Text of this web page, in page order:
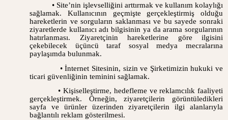
• Site’nin işlevselliğini arttırmak ve kullanım kolaylığı
sağlamak. Kullanıcının geçmişte gerçekleştirmiş olduğu
hareketlerin ve sorguların saklanması ve bu sayede sonraki
ziyaretlerde kullanıcı adı bilgisinin ya da arama sorgularının
hatırlanması. Ziyaretçinin hareketlerine göre ilgisini
çekebilecek üçüncü taraf sosyal medya mecralarına
paylaşımda bulunmak.
• İnternet Sitesinin, sizin ve Şirketimizin hukuki ve
ticari güvenliğinin teminini sağlamak.
• Kişiselleştirme, hedefleme ve reklamcılık faaliyeti
gerçekleştirmek. Örneğin, ziyaretçilerin görüntüledikleri
sayfa ve ürünler üzerinden ziyaretçilerin ilgi alanlarıyla
bağlantılı reklam gösterilmesi.